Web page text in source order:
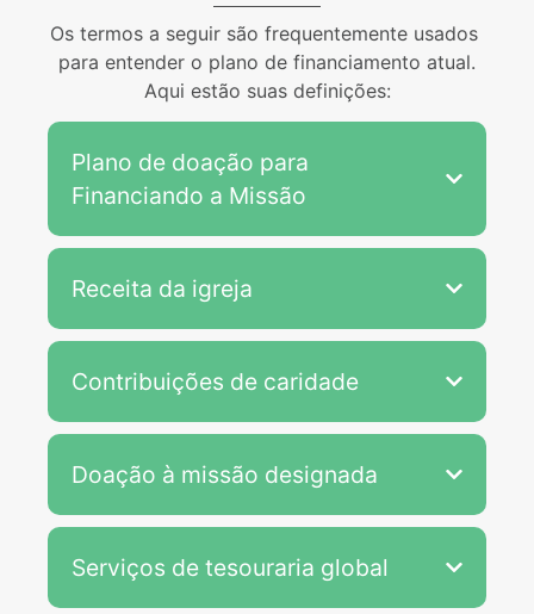
Os termos a seguir são frequentemente usados ​​
para entender o plano de financiamento atual.
Aqui estão suas definições:
Plano de doação para
Financiando a Missão
Receita da igreja
Contribuições de caridade
Doação à missão designada
Serviços de tesouraria global